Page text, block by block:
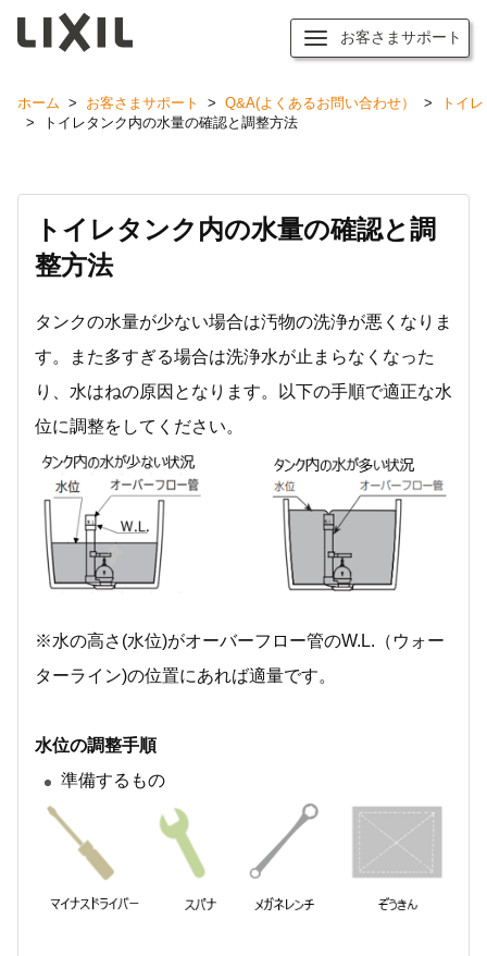
お客さまサポート
ホーム > お客さまサポート > Q&A(よくあるお問い合わせ） >
トイレ
>
トイレタンク内の水量の確認と調整方法
トイレタンク内の水量の確認と調
整方法
タンクの水量が少ない場合は汚物の洗浄が悪くなりま
す。また多すぎる場合は洗浄水が止まらなくなった
り、水はねの原因となります。以下の手順で適正な水
位に調整をしてください。
※水の高さ(水位)がオーバーフロー管のW.L.（ウォー
ターライン)の位置にあれば適量です。
水位の調整手順
準備するもの